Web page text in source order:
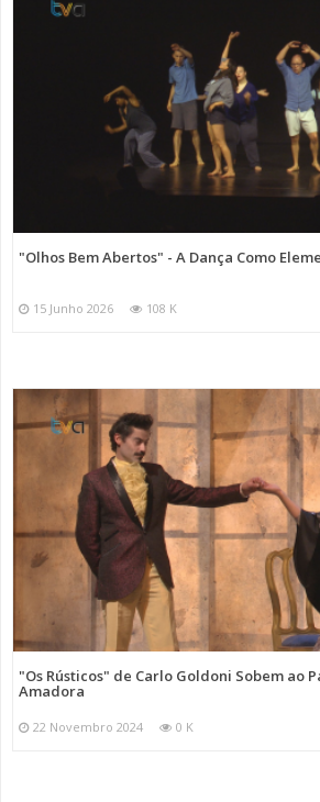
"Olhos Bem Abertos" - A Dança Como
15 Junho 2026 108 K
"Os Rústicos" de Carlo Goldoni Sobem ao
Amadora
22 Novembro 2024 0 K